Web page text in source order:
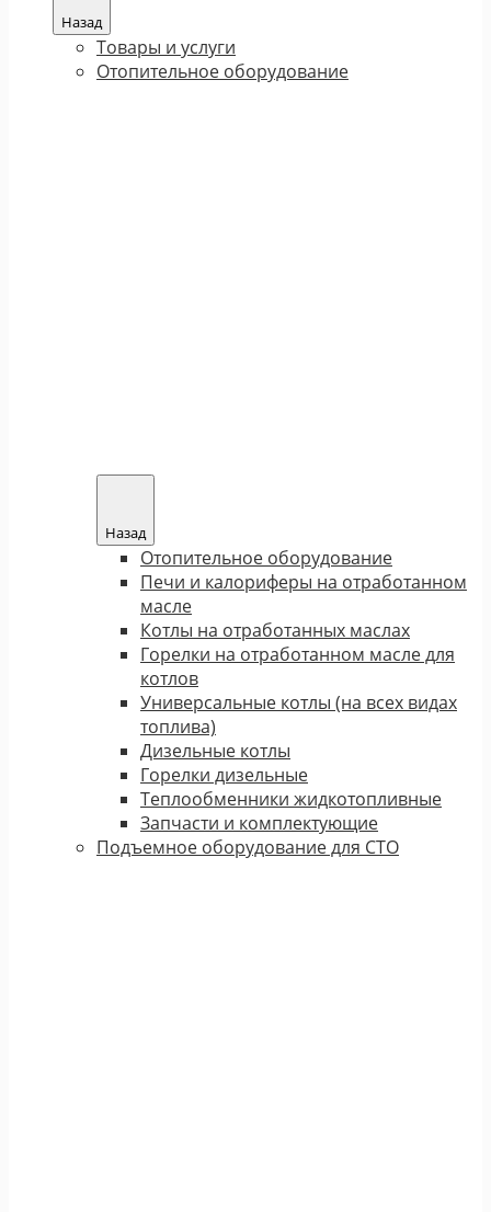
Назад
Товары и услуги
Отопительное оборудование
Назад
Отопительное оборудование
Печи и калориферы на отработанном
масле
Котлы на отработанных маслах
Горелки на отработанном масле для
котлов
Универсальные котлы (на всех видах
топлива)
Дизельные котлы
Горелки дизельные
Теплообменники жидкотопливные
Запчасти и комплектующие
Подъемное оборудование для СТО